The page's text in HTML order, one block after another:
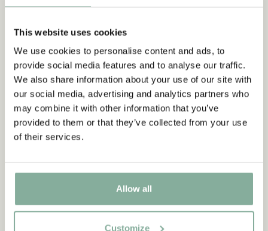
This website uses cookies
We use cookies to personalise content and ads, to
provide social media features and to analyse our traffic.
We also share information about your use of our site with
our social media, advertising and analytics partners who
may combine it with other information that you’ve
provided to them or that they’ve collected from your use
of their services.
Allow all
Customize